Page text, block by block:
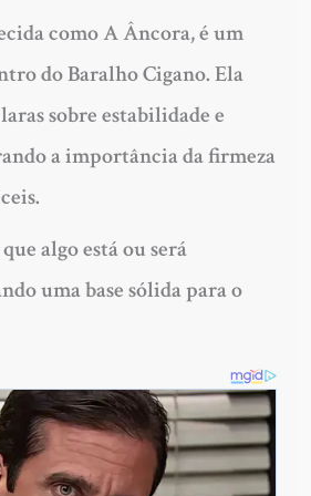
como A Âncora, é um
do Baralho Cigano. Ela
sobre estabilidade e
a importância da firmeza
algo está ou será
uma base sólida para o